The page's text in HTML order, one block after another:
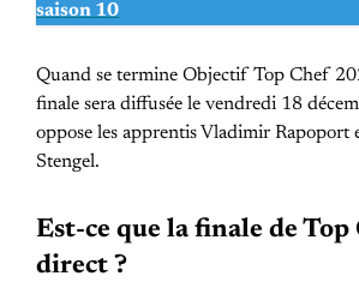
saison 10
Quand se termine Objectif Top Chef
finale sera diffusée le vendredi 18
oppose les apprentis Vladimir Rapoport
Stengel.
Est-ce que la finale de Top
direct ?